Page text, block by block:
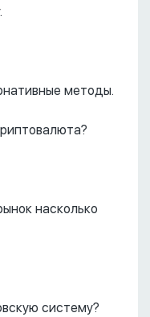
методы.
насколько
систему?